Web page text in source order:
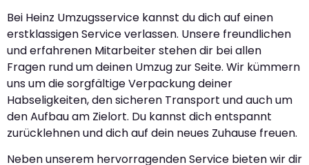
Bei Heinz Umzugsservice kannst du dich auf einen
erstklassigen Service verlassen. Unsere freundlichen
und erfahrenen Mitarbeiter stehen dir bei allen
Fragen rund um deinen Umzug zur Seite. Wir kümmern
uns um die sorgfältige Verpackung deiner
Habseligkeiten, den sicheren Transport und auch um
den Aufbau am Zielort. Du kannst dich entspannt
zurücklehnen und dich auf dein neues Zuhause freuen.
Neben unserem hervorragenden Service bieten wir dir